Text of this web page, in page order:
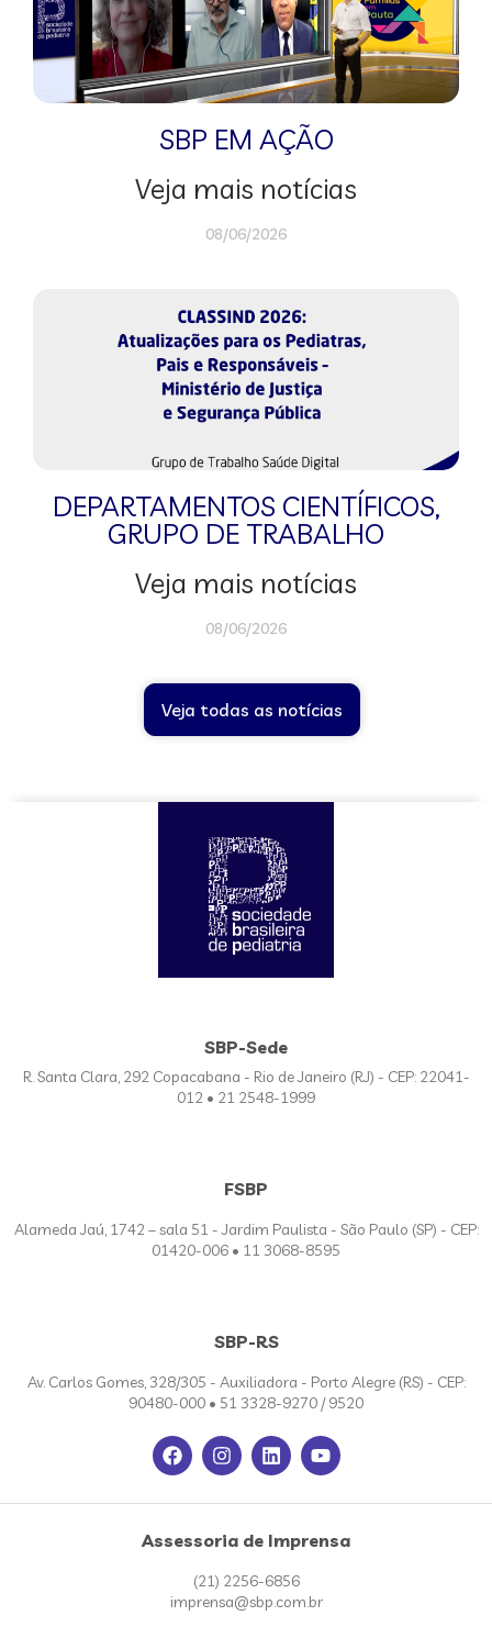
SBP EM AÇÃO
Veja mais notícias
08/06/2026
DEPARTAMENTOS CIENTÍFICOS,
GRUPO DE TRABALHO
Veja mais notícias
08/06/2026
Veja todas as notícias
SBP-Sede
R. Santa Clara, 292 Copacabana - Rio de Janeiro (RJ) - CEP: 22041-
012 • 21 2548-1999
FSBP
Alameda Jaú, 1742 – sala 51 - Jardim Paulista - São Paulo (SP) - CEP:
01420-006 • 11 3068-8595
SBP-RS
Av. Carlos Gomes, 328/305 - Auxiliadora - Porto Alegre (RS) - CEP:
90480-000 • 51 3328-9270 / 9520
Assessoria de Imprensa
(21) 2256-6856
imprensa@sbp.com.br